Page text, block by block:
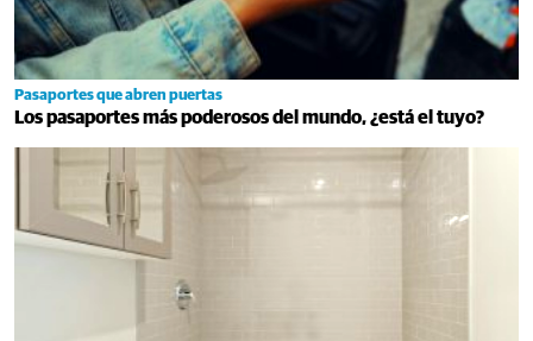
Pasaportes que abren puertas
Los pasaportes más poderosos del mundo, ¿está el tuyo?